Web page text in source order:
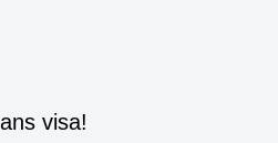
visa!